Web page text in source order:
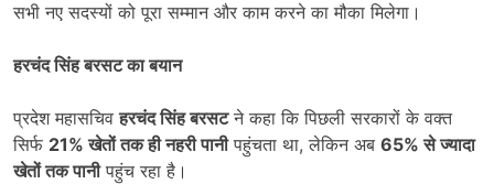
सभी नए सदस्यों को पूरा सम्मान और काम करने का मौका मिलेगा।
हरचंद सिंह बरसट का बयान
प्रदेश महासचिवहरचंद सिंह बरसटने कहा कि पिछली सरकारों के वक्त
सिर्फ 21%खेतों तक ही नहरी पानीपहुंचता था, लेकिन अब 65%से ज्यादा
खेतों तक पानीपहुंच रहा है।